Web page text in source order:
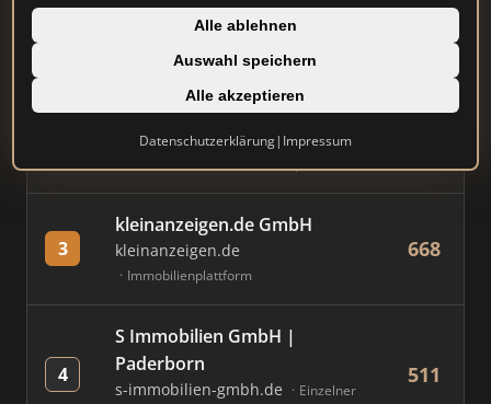
Alle ablehnen
Auswahl speichern
Alle akzeptieren
Datenschutzerklärung| Impressum
Immobilien Scout GmbH
immobilienscout24.de
AVIV Germany GmbH
3
kleinanzeigen.de GmbH
kleinanzeigen.de
Immobilienplattform
668
4
S Immobilien GmbH |
Paderborn
s-immobilien-gmbh.de
Einzelner
511